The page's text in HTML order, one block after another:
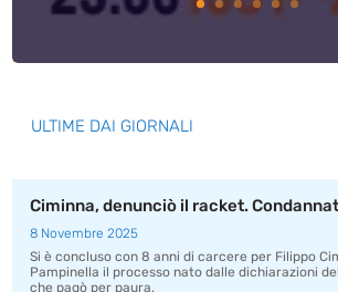
ULTIME DAI GIORNALI
Ciminna, denunciò il racket.
8 Novembre 2025
Si è concluso con 8 anni di carcere per Filippo
Pampinella il processo nato dalle dichiarazioni
che pagò per paura.